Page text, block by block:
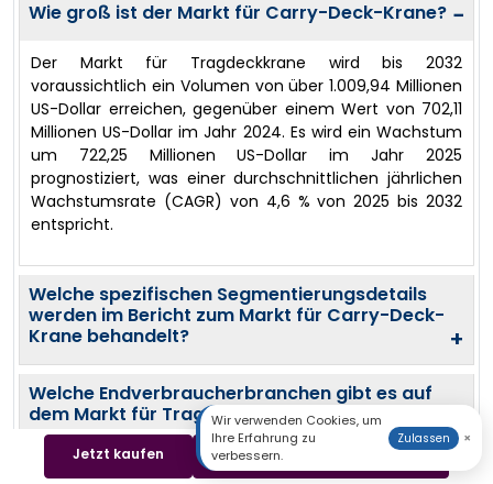
Wie groß ist der Markt für Carry-Deck-Krane? −
Der Markt für Tragdeckkrane wird bis 2032
voraussichtlich ein Volumen von über 1.009,94 Millionen
US-Dollar erreichen, gegenüber einem Wert von 702,11
Millionen US-Dollar im Jahr 2024. Es wird ein Wachstum
um 722,25 Millionen US-Dollar im Jahr 2025
prognostiziert, was einer durchschnittlichen jährlichen
Wachstumsrate (CAGR) von 4,6 % von 2025 bis 2032
entspricht.
Welche spezifischen Segmentierungsdetails
werden im Bericht zum Markt für Carry-Deck-
Krane behandelt?
+
Welche Endverbraucherbranchen gibt es auf
dem Markt für Tragdeckkrane?
Wer sind die wichtigsten Akteure auf dem Markt
Jetzt kaufen Beispiel herunterladen
Wir verwenden Cookies, um
Ihre Erfahrung zu
verbessern.
Zulassen ×